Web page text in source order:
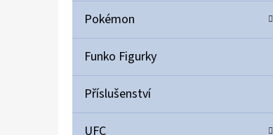
Pokémon
Funko Figurky
Příslušenství
UFC